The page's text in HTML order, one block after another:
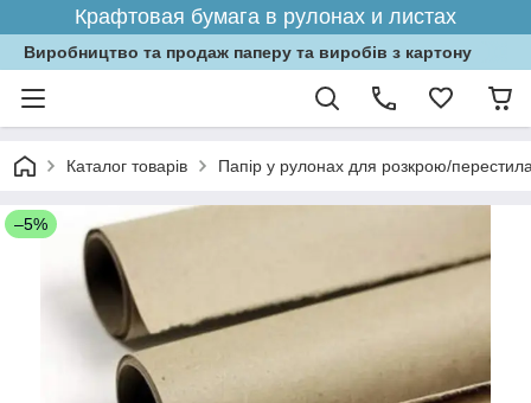
Крафтовая бумага в рулонах и листах
Виробництво та продаж паперу та виробів з картону
Каталог товарів Папір у рулонах для розкрою/
–5%